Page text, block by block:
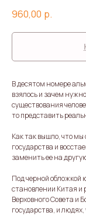
960,00 р.
В десятом номере
взялось и зачем
существования
то представить
Как так вышло, что
государства и
заменить ее на
Под черной обложкой
становлении Китая и
Верховного Совета и
государства, и